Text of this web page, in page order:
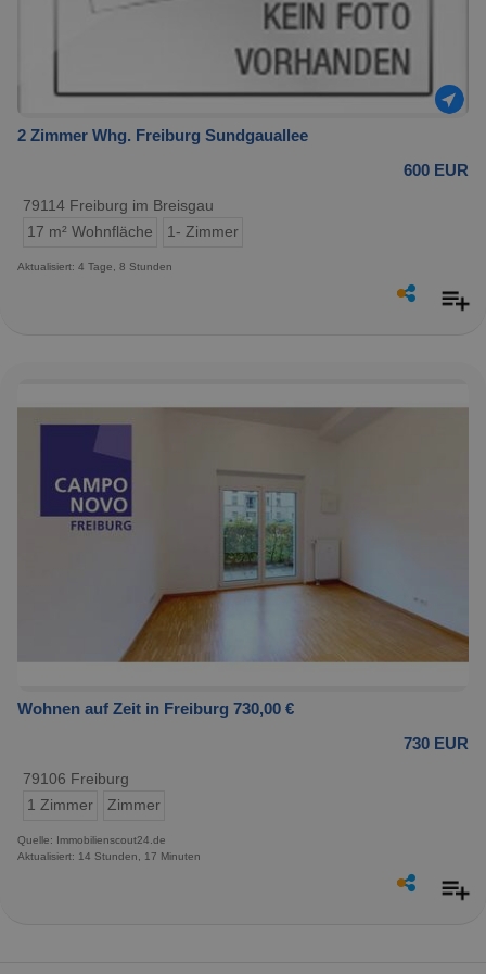
2 Zimmer Whg. Freiburg Sundgauallee
600 EUR
79114 Freiburg im Breisgau
17 m² Wohnfläche
1- Zimmer
Aktualisiert: 4 Tage, 8 Stunden
Wohnen auf Zeit in Freiburg 730,00 €
730 EUR
79106 Freiburg
1 Zimmer
Zimmer
Quelle: Immobilienscout24.de
Aktualisiert: 14 Stunden, 17 Minuten